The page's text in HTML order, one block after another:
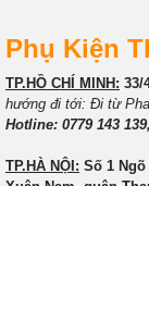
Phụ Kiện
TP.HỒ CHÍ MINH: 33/
hướng đi tới: Đi từ
Hotline: 0779 143
TP.HÀ NỘI: Số 1 Ngõ
Xuân Nam, quận